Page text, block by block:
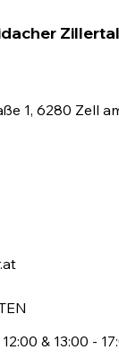
Zillertal
1, 6280 Zell
& 13:00 -